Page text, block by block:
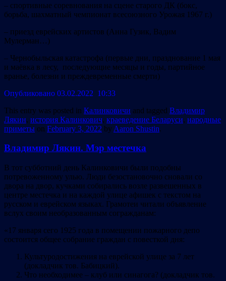
– спортивные соревнования на сцене старого ДК (бокс,
борьба, шахматный чемпионат всесоюзного Урожая 1967 г.)
– приезд еврейских артистов (Анна Гузик, Вадим
Мулерман…)
– Чернобыльская катастрофа (первые дни, празднование 1 мая
и маёвка в лесу, последующие месяцы и годы, партийное
вранье, болезни и преждевременные смерти)
Опубликовано 03.02.2022 10:33
This entry was posted in Калинковичи and tagged Владимир
Лякин, история Калинкович, краеведение Беларуси, народные
приметы on February 3, 2022 by Aaron Shustin.
Владимир Лякин. Мэр местечка
В тот субботний день Калинковичи были подобны
потревоженному улью. Люди безостановочно сновали со
двора на двор, кучками собирались возле развешенных в
центре местечка и на каждой улице афишек с текстом на
русском и еврейском языках. Грамотеи читали объявление
вслух своим необразованным согражданам:
«17 января сего 1925 года в помещении пожарного депо
состоится общее собрание граждан с повесткой дня:
Культуродостижения на еврейской улице за 7 лет
(докладчик тов. Бабицкий).
Что необходимее – клуб или синагога? (докладчик тов.